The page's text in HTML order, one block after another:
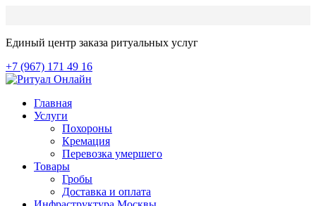
Единый центр заказа ритуальных услуг
+7 (967) 171 49 16
Главная
Услуги
Похороны
Кремация
Перевозка умершего
Товары
Гробы
Доставка и оплата